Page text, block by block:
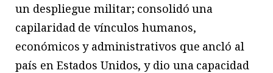
un despliegue militar; consolidó una
capilaridad de vínculos humanos,
económicos y administrativos que ancló al
país en Estados Unidos, y dio una capacidad